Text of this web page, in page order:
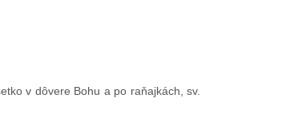
v dôvere Bohu a po raňajkách, sv.